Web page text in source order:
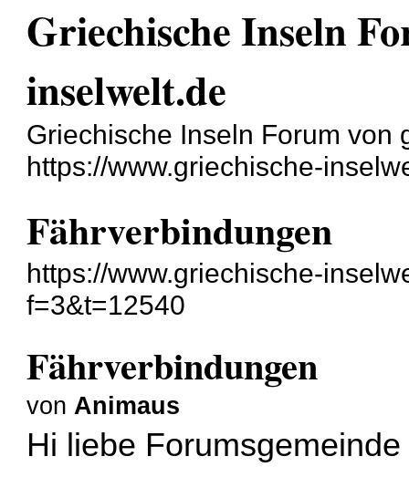
Griechische Inseln
inselwelt.de
Griechische Inseln Forum von
https://www.griechische-
Fährverbindungen
https://www.griechische-
f=3&t=12540
Fährverbindungen
von Animaus
Hi liebe